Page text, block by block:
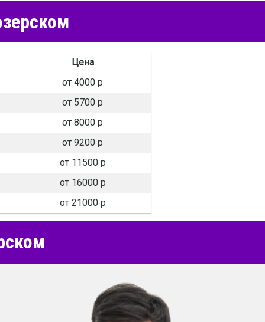
Цена
от 4000 р
от 5700 р
от 8000 р
от 9200 р
от 11500 р
от 16000 р
от 21000 р